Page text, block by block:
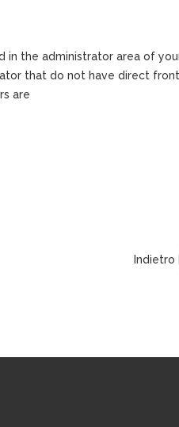
in the administrator area of
that do not have direct
are
Indietro